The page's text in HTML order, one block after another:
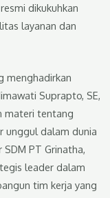
dikukuhkan
layanan dan
menghadirkan
Suprapto, SE,
materi tentang
unggul dalam dunia
PT Grinatha,
leader dalam
tim kerja yang